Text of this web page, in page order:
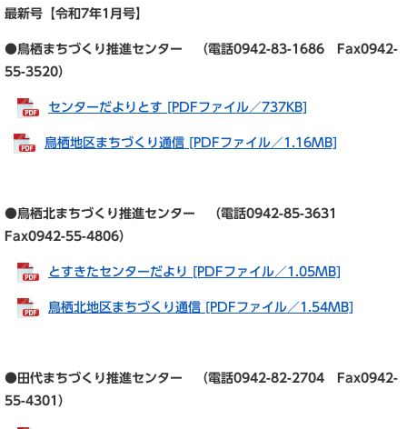
最新号【令和7年1 月号】
●鳥栖まちづくり推進センター （電話0942-83-1686 Fax0942-
55-3520）
センターだよりとす [PDFファイル／737KB]
鳥栖地区まちづくり通信 [PDFファイル／1.16MB]
●鳥栖北まちづくり推進センター （電話0942-85-3631
Fax0942-55-4806）
とすきたセンターだより [PDFファイル／1.05MB]
鳥栖北地区まちづくり通信 [PDFファイル／1.54MB]
●田代まちづくり推進センター （電話0942-82-2704 Fax0942-
55-4301）